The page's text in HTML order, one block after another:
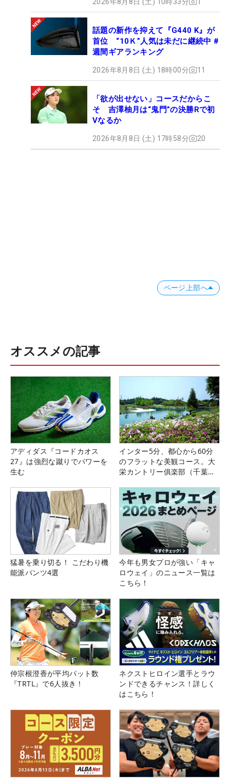
話題の新作を抑えて『G440 K』が
首位 “10Ｋ”人気は未だに継続中 #
週間ギアランキング
2026年8月8日 (土) 18時00分 11
「欲が出せない」コースだからこ
そ 吉澤柚月は“鬼門”の決勝Rで初
Vなるか
2026年8月8日 (土) 17時58分 20
ページ上部へ
オススメの記事
アディダス『コードカオス
27』は強烈な蹴りでパワーを
生む
インター5分、都心から60分
のフラットな美観コース。大
栄カントリー俱楽部（千葉
猛暑を乗り切る！ こだわり機
能派パンツ4選
今年も男女プロが強い「キャ
ロウェイ」のニュース一覧は
こちら！
仲宗根澄香が平均パット数
『TRTL』で6人抜き！
ネクストヒロイン選手とラウ
ンドできるチャンス！詳しく
はこちら！